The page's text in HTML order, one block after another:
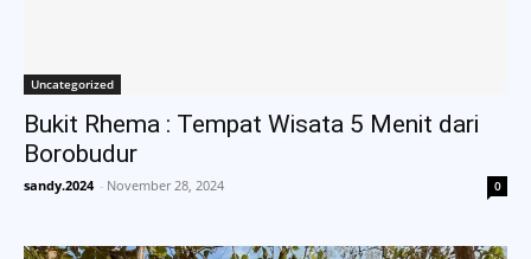
Uncategorized
Bukit Rhema : Tempat Wisata 5 Menit dari
Borobudur
sandy.2024 - November 28, 2024 0